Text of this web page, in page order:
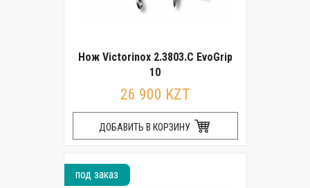
Нож Victorinox 2.3803.C EvoGrip
10
26 900 KZT
ДОБАВИТЬ В КОРЗИНУ
под заказ